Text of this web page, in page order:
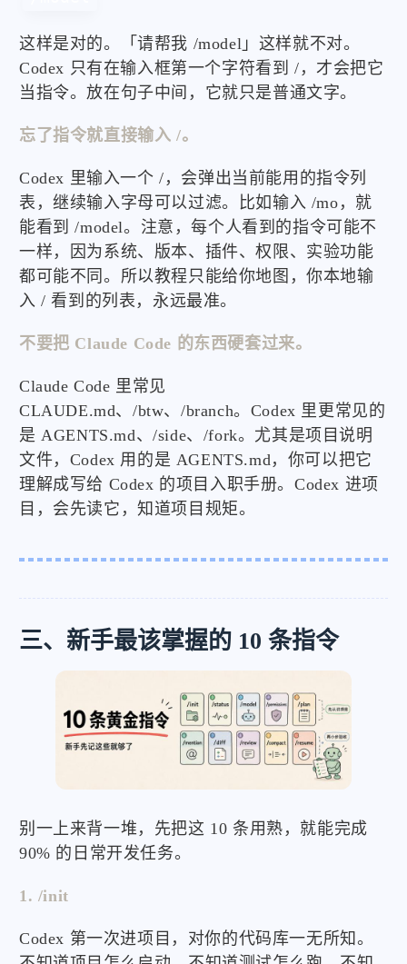
这样是对的。「请帮我 /model」这样就不对。
Codex 只有在输入框第一个字符看到 /，才会把它
当指令。放在句子中间，它就只是普通文字。
忘了指令就直接输入 /。
Codex 里输入一个 /，会弹出当前能用的指令列
表，继续输入字母可以过滤。比如输入 /mo，就
能看到 /model。注意，每个人看到的指令可能不
一样，因为系统、版本、插件、权限、实验功能
都可能不同。所以教程只能给你地图，你本地输
入 / 看到的列表，永远最准。
不要把 Claude Code 的东西硬套过来。
Claude Code 里常见
CLAUDE.md、/btw、/branch。Codex 里更常见的
是 AGENTS.md、/side、/fork。尤其是项目说明
文件，Codex 用的是 AGENTS.md，你可以把它
理解成写给 Codex 的项目入职手册。Codex 进项
目，会先读它，知道项目规矩。
三、新手最该掌握的 10 条指令
别一上来背一堆，先把这 10 条用熟，就能完成
90% 的日常开发任务。
1. /init
Codex 第一次进项目，对你的代码库一无所知。